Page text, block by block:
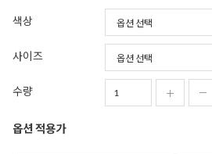
색상
사이즈
수량
옵션 적용가